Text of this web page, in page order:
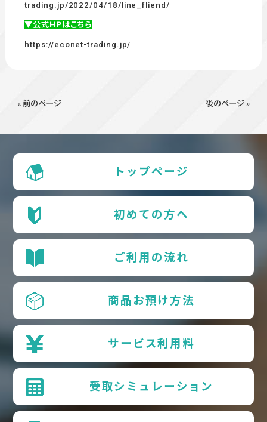
trading.jp/2022/04/18/line_fliend/
▼公式HPはこちら
https://econet-trading.jp/
« 前のページ 後のページ »
トップページ
初めての方へ
ご利用の流れ
商品お預け方法
サービス利用料
受取シミュレーション